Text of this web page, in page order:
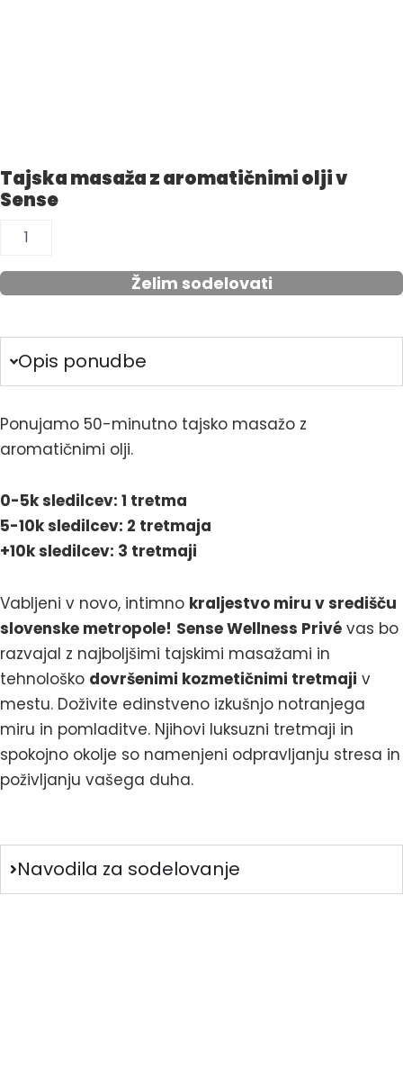
Tajska masaža z aromatičnimi olji v
Sense
Tajska
masaža
aromatičnimi
olji
Sense
količina
Želim sodelovati
Opis ponudbe
Ponujamo 50-minutno tajsko masažo z
aromatičnimi olji.
0-5k sledilcev: 1 tretma
5-10k sledilcev: 2 tretmaja
+10k sledilcev: 3 tretmaji
Vabljeni v novo, intimno kraljestvo miru v središču
slovenske metropole! Sense Wellness Privé vas bo
razvajal z najboljšimi tajskimi masažami in
tehnološko dovršenimi kozmetičnimi tretmaji v
mestu. Doživite edinstveno izkušnjo notranjega
miru in pomladitve. Njihovi luksuzni tretmaji in
spokojno okolje so namenjeni odpravljanju stresa in
poživljanju vašega duha.
Navodila za sodelovanje